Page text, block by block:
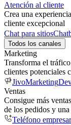
Atención al cliente
Crea una
cliente excepcional
Chat para sitios
Todos los canales
Marketing
Transforma el
clientes potenciales
JivoMarketing
Ventas
Consigue más
de los pedidos y
Teléfono